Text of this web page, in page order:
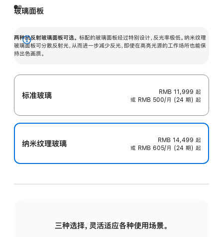
玻璃面板
两种抗反射玻璃面板可选。 标配的玻璃面板经过特别设计，反光率极低。纳米纹理
玻璃面板可分散反射光，从而进一步减少反光，即使在高亮光源的工作场所也能保
持出色画质。
展
开
标准玻璃 RMB 11,999 起
或 RMB 500/月 (24 期) 起
纳米纹理玻璃 RMB 14,499 起
或 RMB 605/月 (24 期) 起
三种选择，灵活适应各种使用场景。